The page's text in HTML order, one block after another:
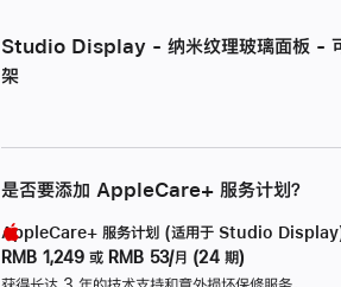
Studio Display - 纳米纹理玻璃面板 -
架
是否要添加 AppleCare+ 服务计划？
AppleCare+ 服务计划 (适用于 Studio
RMB 1,249 或 RMB 53/月 (24 期)